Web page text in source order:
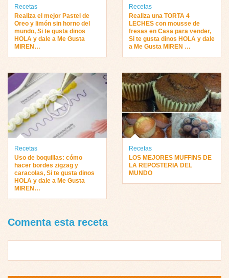
Recetas
Realiza el mejor Pastel de
Oreo y limón sin horno del
mundo, Si te gusta dinos
HOLA y dale a Me Gusta
MIREN…
Recetas
Realiza una TORTA 4
LECHES con mousse de
fresas en Casa para vender,
Si te gusta dinos HOLA y dale
a Me Gusta MIREN …
Recetas
Uso de boquillas: cómo
hacer bordes zigzag y
caracolas, Si te gusta dinos
HOLA y dale a Me Gusta
MIREN…
Recetas
LOS MEJORES MUFFINS DE
LA REPOSTERIA DEL
MUNDO
Comenta esta receta